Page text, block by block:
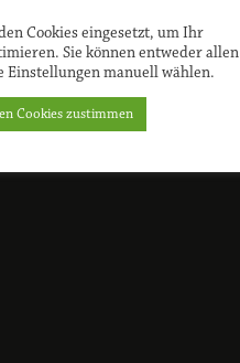
international.
Cookies eingesetzt, um Ihr
Sie können entweder allen
Einstellungen manuell wählen.
Cookies zustimmen